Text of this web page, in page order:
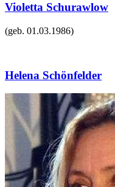
Violetta Schurawlow
(geb. 01.03.1986)
Helena Schönfelder